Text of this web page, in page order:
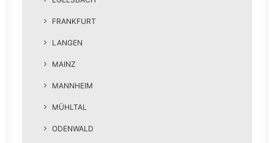
FRANKFURT
LANGEN
MAINZ
MANNHEIM
MÜHLTAL
ODENWALD